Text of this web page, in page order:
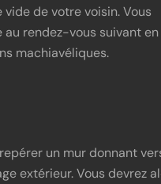
de votre voisin. Vous
au rendez-vous suivant en
machiavéliques.
un mur donnant
extérieur. Vous devrez